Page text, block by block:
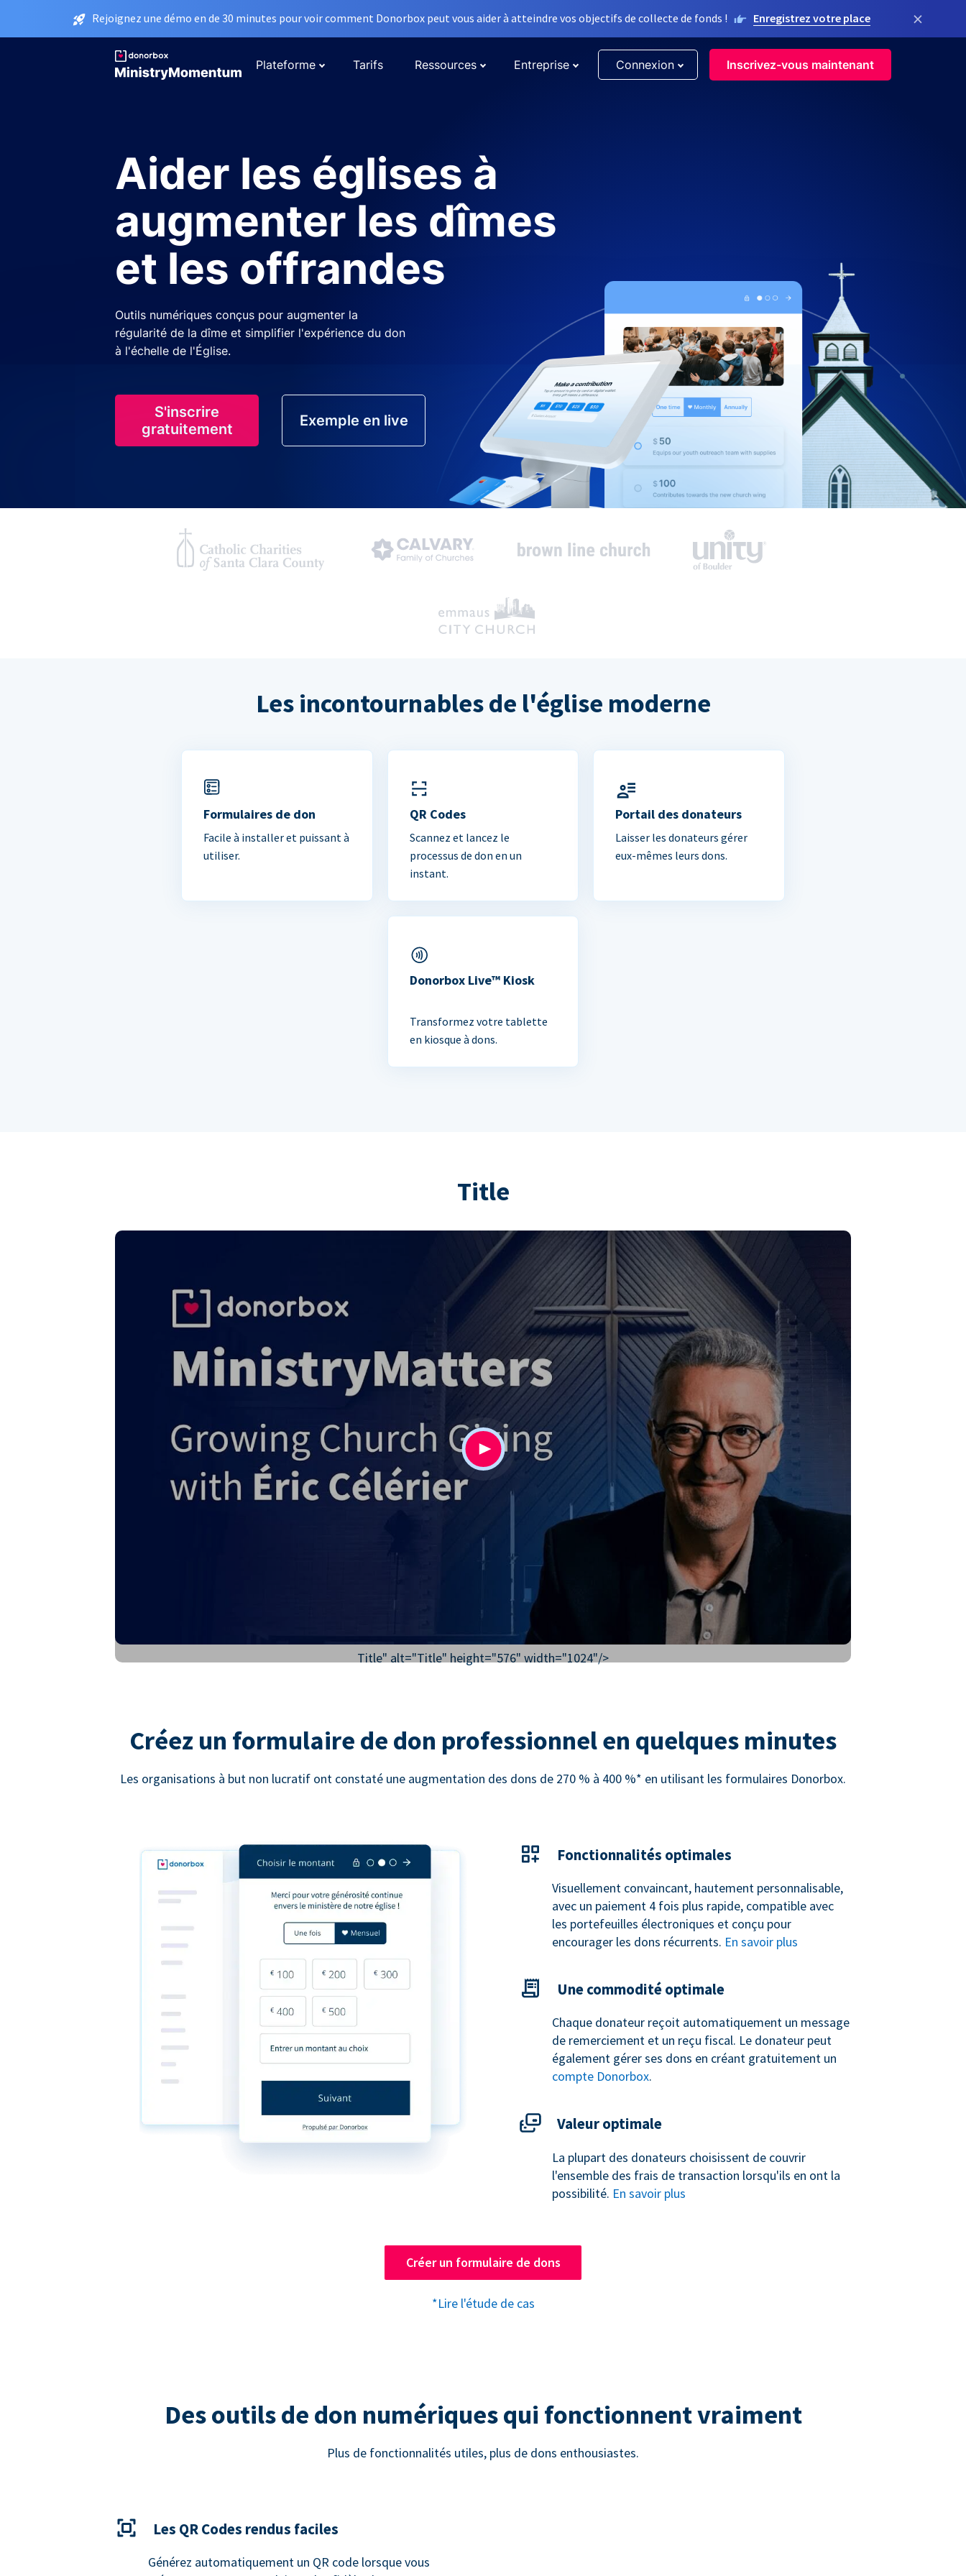
Rejoignez une démo en de 30 minutes pour voir comment Donorbox peut vous aider à atteindre vos objectifs de collecte de fonds ! Enregistrez votre place ×
Plateforme Tarifs Ressources Entreprise Connexion Inscrivez-vous maintenant
Aider les églises à
augmenter les dîmes
et les offrandes
Outils numériques conçus pour augmenter la
régularité de la dîme et simplifier l'expérience du don
à l'échelle de l'Église.
S'inscrire
gratuitement
Exemple en live
Les incontournables de l'église moderne
Formulaires de don
Facile à installer et puissant à
utiliser.
QR Codes
Scannez et lancez le
processus de don en un
instant.
Portail des donateurs
Laisser les donateurs gérer
eux-mêmes leurs dons.
Donorbox Live™ Kiosk
Transformez votre tablette
en kiosque à dons.
Title
Title" alt="Title" height="576" width="1024"/>
Créez un formulaire de don professionnel en quelques minutes
Les organisations à but non lucratif ont constaté une augmentation des dons de 270 % à 400 %* en utilisant les formulaires Donorbox.
Fonctionnalités optimales
Visuellement convaincant, hautement personnalisable,
avec un paiement 4 fois plus rapide, compatible avec
les portefeuilles électroniques et conçu pour
encourager les dons récurrents. En savoir plus
Une commodité optimale
Chaque donateur reçoit automatiquement un message
de remerciement et un reçu fiscal. Le donateur peut
également gérer ses dons en créant gratuitement un
compte Donorbox.
Valeur optimale
La plupart des donateurs choisissent de couvrir
l'ensemble des frais de transaction lorsqu'ils en ont la
possibilité. En savoir plus
Créer un formulaire de dons
*Lire l'étude de cas
Des outils de don numériques qui fonctionnent vraiment
Plus de fonctionnalités utiles, plus de dons enthousiastes.
Les QR Codes rendus faciles
Générez automatiquement un QR code lorsque vous